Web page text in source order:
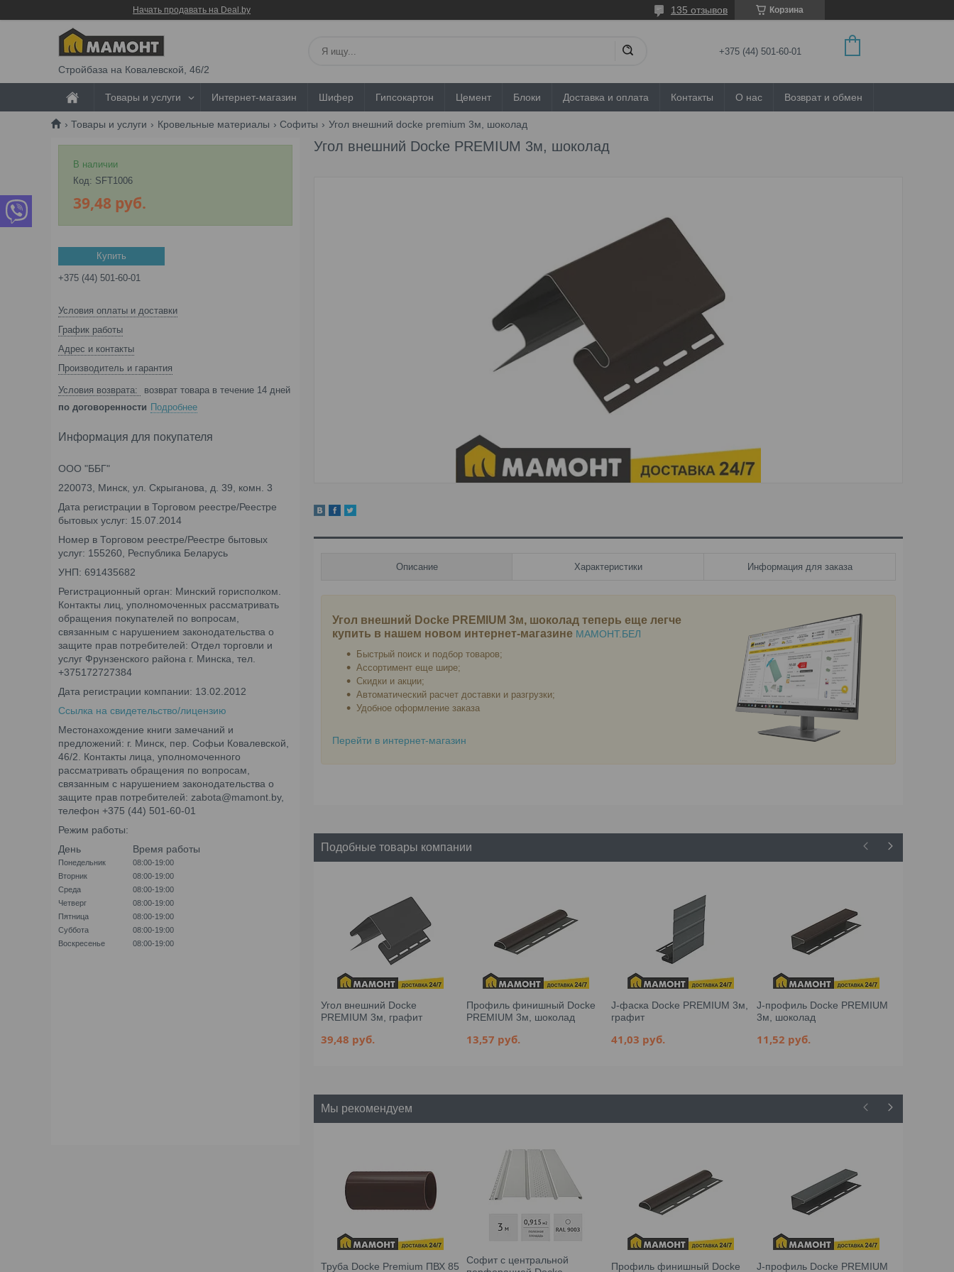
Начать продавать на Deal.by Корзина
135 отзывов
Стройбаза на Ковалевской, 46/2
+375 (44) 501-60-01
Товары и услуги Интернет-магазин Шифер Гипсокартон Цемент Блоки Доставка и оплата Контакты О нас Возврат и обмен
Товары и услуги Кровельные материалы Софиты Угол внешний docke premium 3м, шоколад
Угол внешний Docke PREMIUM 3м, шоколад
Описание Характеристики Информация для заказа
Угол внешний Docke PREMIUM 3м, шоколад теперь еще легче
купить в нашем новом интернет-магазине МАМОНТ.БЕЛ
Быстрый поиск и подбор товаров;
Ассортимент еще шире;
Скидки и акции;
Автоматический расчет доставки и разгрузки;
Удобное оформление заказа
Перейти в интернет-магазин
Подобные товары компании
Угол внешний Docke
PREMIUM 3м, графит
39,48 руб.
Профиль финишный Docke
PREMIUM 3м, шоколад
13,57 руб.
J-фаска Docke PREMIUM 3м,
графит
41,03 руб.
J-профиль Docke PREMIUM
3м, шоколад
11,52 руб.
Мы рекомендуем
Труба Docke Premium ПВХ 85
Софит с центральной
Профиль финишный Docke J-профиль Docke PREMIUM
В наличии
Код: SFT1006
39,48 руб.
Купить
+375 (44) 501-60-01
Условия оплаты и доставки
График работы
Адрес и контакты
Производитель и гарантия
возврат товара в течение 14 дней
по договоренности Подробнее
Информация для покупателя
ООО "ББГ"
220073, Минск, ул. Скрыганова, д. 39, комн. 3
Дата регистрации в Торговом реестре/Реестре
бытовых услуг: 15.07.2014
Номер в Торговом реестре/Реестре бытовых
услуг: 155260, Республика Беларусь
УНП: 691435682
Регистрационный орган: Минский горисполком.
Контакты лиц, уполномоченных рассматривать
обращения покупателей по вопросам,
связанным с нарушением законодательства о
защите прав потребителей: Отдел торговли и
услуг Фрунзенского района г. Минска, тел.
+375172727384
Дата регистрации компании: 13.02.2012
Ссылка на свидетельство/лицензию
Местонахождение книги замечаний и
предложений: г. Минск, пер. Софьи Ковалевской,
46/2. Контакты лица, уполномоченного
рассматривать обращения по вопросам,
связанным с нарушением законодательства о
защите прав потребителей: zabota@mamont.by,
телефон +375 (44) 501-60-01
Режим работы:
День
Время работы
Понедельник
08:00-19:00
Вторник
08:00-19:00
Среда
08:00-19:00
Четверг
08:00-19:00
Пятница
08:00-19:00
Суббота
08:00-19:00
Воскресенье
08:00-19:00